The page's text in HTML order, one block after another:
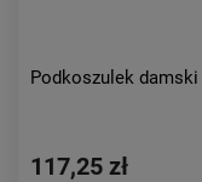
Podkoszulek damski
117,25 zł